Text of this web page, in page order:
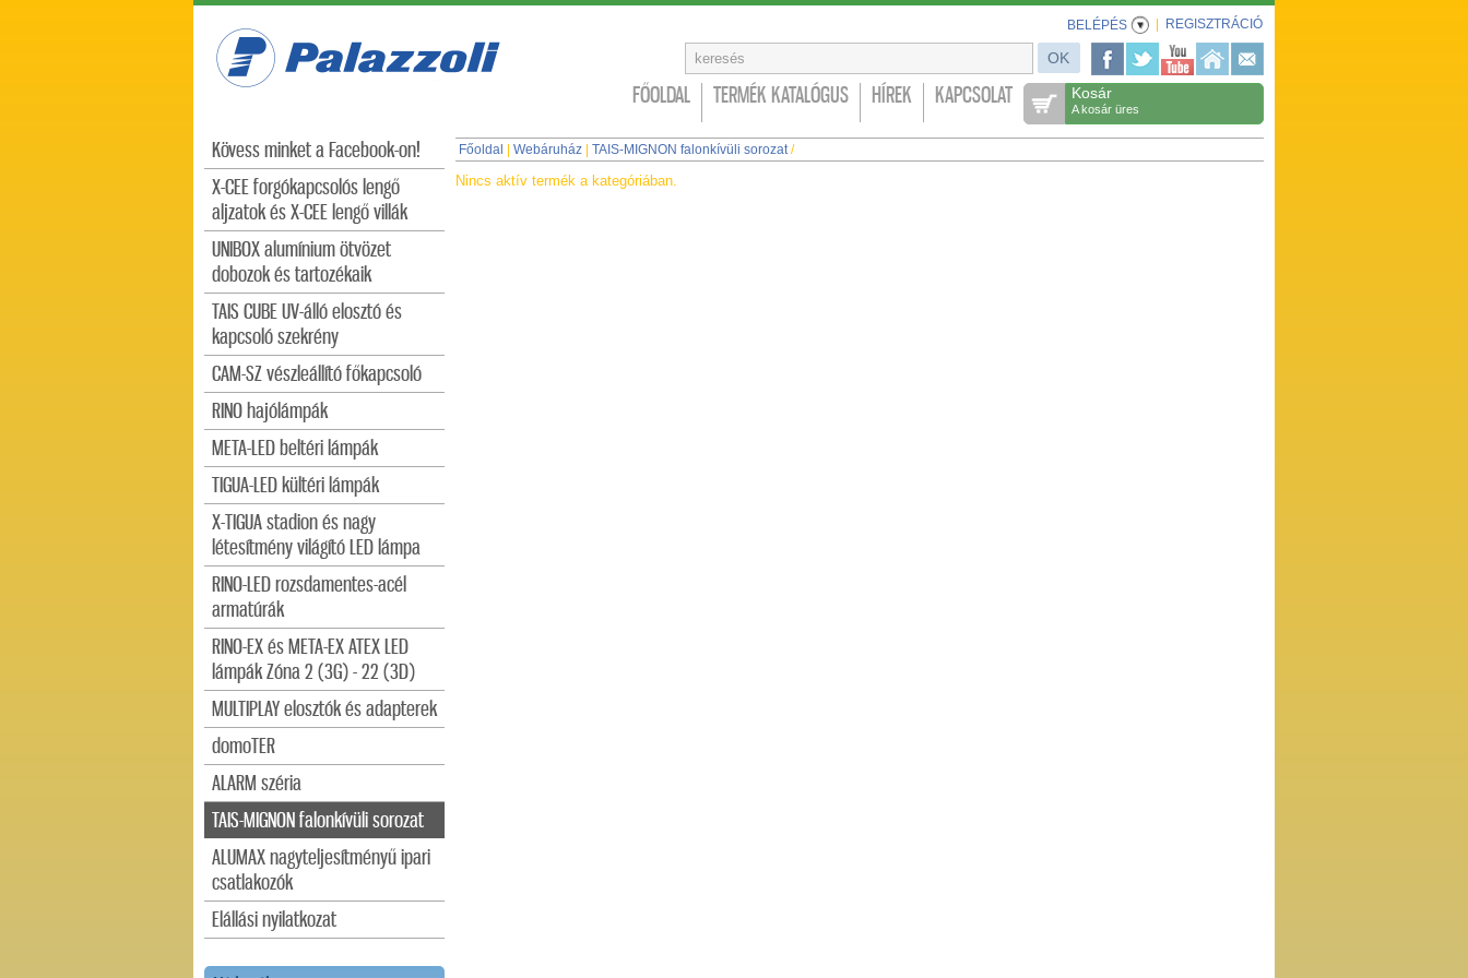
BELÉPÉS REGISZTRÁCIÓ
FŐOLDAL TERMÉK KATALÓGUS HÍREK KAPCSOLAT Kosár
A kosár üres
Kövess minket a Facebook-on!
X-CEE forgókapcsolós lengő
aljzatok és X-CEE lengő villák
UNIBOX alumínium ötvözet
dobozok és tartozékaik
TAIS CUBE UV-álló elosztó és
kapcsoló szekrény
CAM-SZ vészleállító főkapcsoló
RINO hajólámpák
META-LED beltéri lámpák
TIGUA-LED kültéri lámpák
X-TIGUA stadion és nagy
létesítmény világító LED lámpa
RINO-LED rozsdamentes-acél
armatúrák
RINO-EX és META-EX ATEX LED
lámpák Zóna 2 (3G) - 22 (3D)
MULTIPLAY elosztók és adapterek
domoTER
ALARM széria
TAIS-MIGNON falonkívüli sorozat
ALUMAX nagyteljesítményű ipari
csatlakozók
Elállási nyilatkozat
Főoldal Webáruház TAIS-MIGNON falonkívüli sorozat/
Nincs aktív termék a kategóriában.